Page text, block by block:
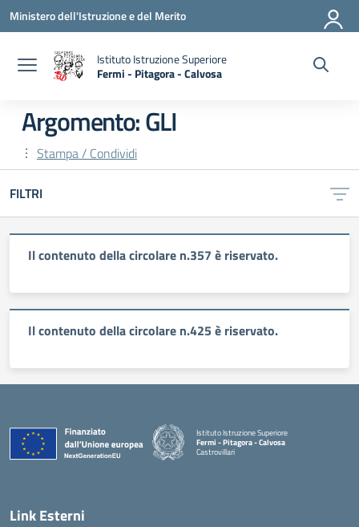
Vai ai contenuti
Vai al menu di navigazione
Vai al footer
Ministero dell'Istruzione e del Merito
Istituto Istruzione Superiore
Fermi - Pitagora - Calvosa
— Visita la pagina iniziale della scuola
Argomento: GLI
Stampa / Condividi
FILTRI
Il contenuto della circolare n.357 è riservato.
Il contenuto della circolare n.425 è riservato.
Istituto Istruzione Superiore
Fermi - Pitagora - Calvosa
Castrovillari
Link Esterni